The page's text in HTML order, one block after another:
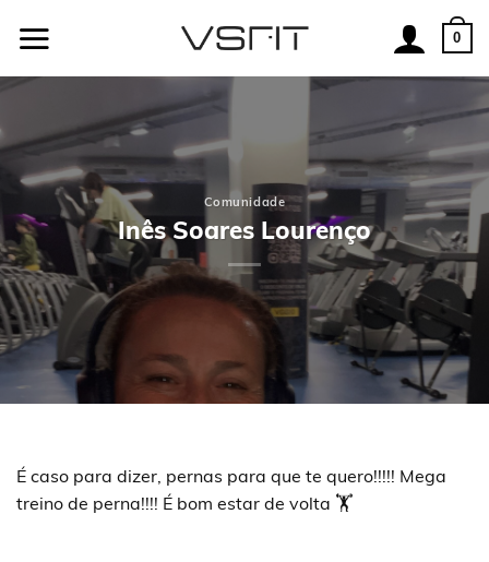
0
Comunidade
Inês Soares Lourenço
É caso para dizer, pernas para que te quero!!!!! Mega
treino de perna!!!! É bom estar de volta 🏋